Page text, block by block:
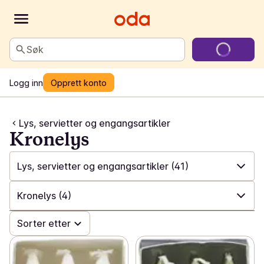
Søk
Logg inn Opprett konto
Lys, servietter og engangsartikler
Kronelys
Lys, servietter og engangsartikler (41)
✓ Alle (551)
✓ Vask og renhold
✓ Spill og leker (23)
Kronelys (4)
✓ Alle (41)
✓ Telys (4)
Sorter etter